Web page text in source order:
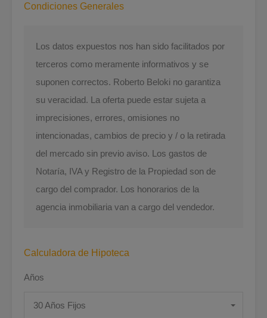
Condiciones Generales
Los datos expuestos nos han sido facilitados por
terceros como meramente informativos y se
suponen correctos. Roberto Beloki no garantiza
su veracidad. La oferta puede estar sujeta a
imprecisiones, errores, omisiones no
intencionadas, cambios de precio y / o la retirada
del mercado sin previo aviso. Los gastos de
Notaría, IVA y Registro de la Propiedad son de
cargo del comprador. Los honorarios de la
agencia inmobiliaria van a cargo del vendedor.
Calculadora de Hipoteca
Años
30 Años Fijos